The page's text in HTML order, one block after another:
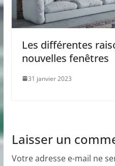
Les différentes
nouvelles fenêtres
31 janvier 2023
Laisser un
Votre adresse e-mail ne